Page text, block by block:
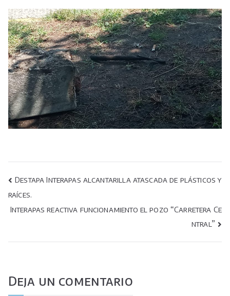
Navegación
de
Destapa Interapas alcantarilla atascada de plásticos y
raíces.
Interapas reactiva funcionamiento el pozo “Carretera Ce
ntral”
Deja un comentario